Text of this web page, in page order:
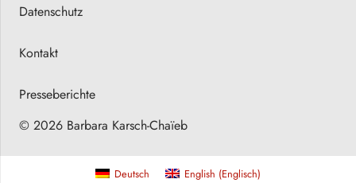
Datenschutz
Kontakt
Presseberichte
© 2026 Barbara Karsch-Chaïeb
Deutsch English (Englisch)